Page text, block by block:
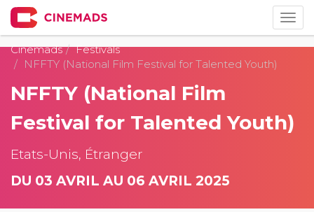
Cinemads
Festivals
NFFTY (National Film Festival for Talented Youth)
NFFTY (National Film
Festival for Talented Youth)
Etats-Unis, Étranger
DU 03 AVRIL AU 06 AVRIL 2025